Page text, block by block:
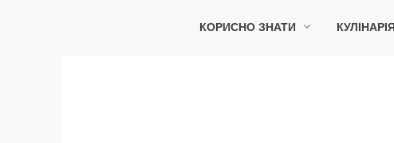
КОРИСНО ЗНАТИ КУЛІНАРІЯ